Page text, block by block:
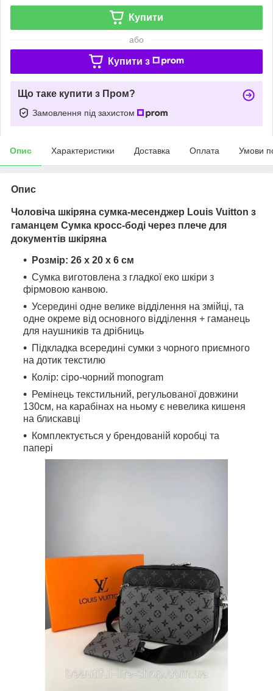
Купити
або
Купити з
Що таке купити з Пром?
Замовлення під захистом
Опис Характеристики Доставка Оплата Умови
Опис
Чоловіча шкіряна сумка-месенджер Louis Vuitton з
гаманцем Сумка кросс-боді через плече для
документів шкіряна
Розмір: 26 х 20 х 6 см
Сумка виготовлена з гладкої еко шкіри з
фірмовою канвою.
Усередині одне велике відділення на змійці, та
одне окреме від основного відділення + гаманець
для наушників та дрібниць
Підкладка всередині сумки з чорного приємного
на дотик текстилю
Колір: сіро-чорний monogram
Ремінець текстильний, регульованої довжини
130см, на карабінах на ньому є невелика кишеня
на блискавці
Комплектується у брендованій коробці та
папері